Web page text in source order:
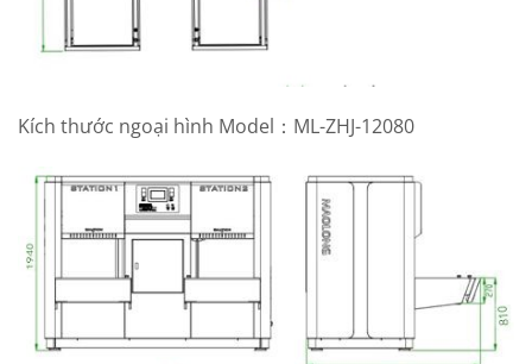
Kích thước ngoại hình Model：ML-ZHJ-12080